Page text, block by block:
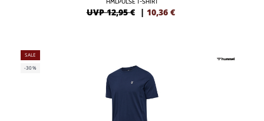
UVP 12,95 € | 10,36 €
SALE
-30%